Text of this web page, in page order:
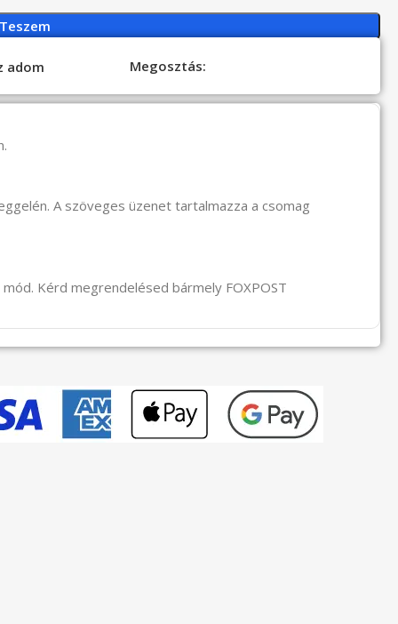
adom Megosztás:
A szöveges üzenet tartalmazza a csomag
Kérd megrendelésed bármely FOXPOST